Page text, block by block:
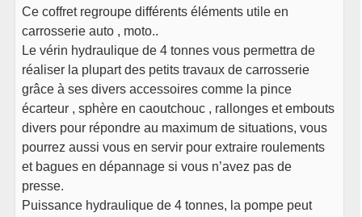
Ce coffret regroupe différents éléments utile en
carrosserie auto , moto..
Le vérin hydraulique de 4 tonnes vous permettra de
réaliser la plupart des petits travaux de carrosserie
grâce à ses divers accessoires comme la pince
écarteur , sphère en caoutchouc , rallonges et embouts
divers pour répondre au maximum de situations, vous
pourrez aussi vous en servir pour extraire roulements
et bagues en dépannage si vous n’avez pas de
presse.
Puissance hydraulique de 4 tonnes, la pompe peut